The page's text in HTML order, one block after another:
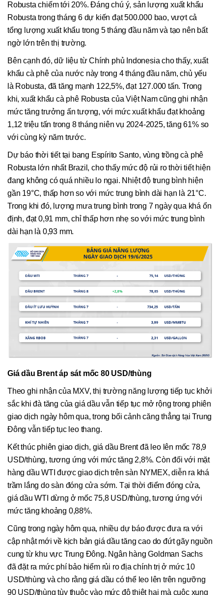
Robusta chiếm tới 20%. Đáng chú ý, sản lượng xuất khẩu
Robusta trong tháng 6 dự kiến đạt 500.000 bao, vượt cả
tổng lượng xuất khẩu trong 5 tháng đầu năm và tạo nên bất
ngờ lớn trên thị trường.
Bên cạnh đó, dữ liệu từ Chính phủ Indonesia cho thấy, xuất
khẩu cà phê của nước này trong 4 tháng đầu năm, chủ yếu
là Robusta, đã tăng mạnh 122,5%, đạt 127.000 tấn. Trong
khi, xuất khẩu cà phê Robusta của Việt Nam cũng ghi nhận
mức tăng trưởng ấn tượng, với mức xuất khẩu đạt khoảng
1,12 triệu tấn trong 8 tháng niên vụ 2024-2025, tăng 61% so
với cùng kỳ năm trước.
Dự báo thời tiết tại bang Espírito Santo, vùng trồng cà phê
Robusta lớn nhất Brazil, cho thấy mức độ rủi ro thời tiết hiện
đang không có quá nhiều lo ngại. Nhiệt độ trung bình hiện
gần 19°C, thấp hơn so với mức trung bình dài hạn là 21°C.
Trong khi đó, lượng mưa trung bình trong 7 ngày qua khá ổn
định, đạt 0,91 mm, chỉ thấp hơn nhẹ so với mức trung bình
dài hạn là 0,93 mm.
Giá dầu Brent áp sát mốc 80 USD/thùng
Theo ghi nhận của MXV, thị trường năng lượng tiếp tục khởi
sắc khi đà tăng của giá dầu vẫn tiếp tục mở rộng trong phiên
giao dịch ngày hôm qua, trong bối cảnh căng thẳng tại Trung
Đông vẫn tiếp tục leo thang.
Kết thúc phiên giao dịch, giá dầu Brent đã leo lên mốc 78,9
USD/thùng, tương ứng với mức tăng 2,8%. Còn đối với mặt
hàng dầu WTI được giao dịch trên sàn NYMEX, diễn ra khá
trầm lắng do sàn đóng cửa sớm. Tại thời điểm đóng cửa,
giá dầu WTI dừng ở mốc 75,8 USD/thùng, tương ứng với
mức tăng khoảng 0,88%.
Cũng trong ngày hôm qua, nhiều dự báo được đưa ra với
cập nhật mới về kịch bản giá dầu tăng cao do đứt gãy nguồn
cung từ khu vực Trung Đông. Ngân hàng Goldman Sachs
đã đặt ra mức phí bảo hiểm rủi ro địa chính trị ở mức 10
USD/thùng và cho rằng giá dầu có thể leo lên trên ngưỡng
90 USD/thùng tùy thuộc vào mức độ thiệt hại mà cuộc xung